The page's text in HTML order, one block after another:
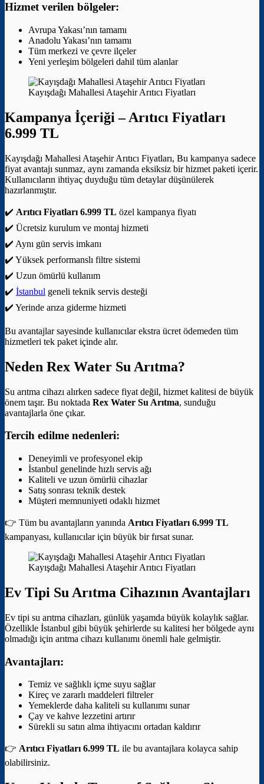
Hizmet verilen bölgeler:
Avrupa Yakası’nın tamamı
Anadolu Yakası’nın tamamı
Tüm merkezi ve çevre ilçeler
Yeni yerleşim bölgeleri dahil tüm alanlar
Kayışdağı Mahallesi Ataşehir Arıtıcı Fiyatları
Kampanya İçeriği –Arıtıcı Fiyatları
6.999 TL
Kayışdağı Mahallesi Ataşehir Arıtıcı Fiyatları, Bu kampanya sadece
fiyat avantajı sunmaz, aynı zamanda eksiksiz bir hizmet paketi içerir.
Kullanıcıların ihtiyaç duyduğu tüm detaylar düşünülerek
hazırlanmıştır.
✔️ Arıtıcı Fiyatları 6.999 TL özel kampanya fiyatı
✔️ Ücretsiz kurulum ve montaj hizmeti
✔️ Aynı gün servis imkanı
✔️ Yüksek performanslı filtre sistemi
✔️ Uzun ömürlü kullanım
✔️ İstanbul geneli teknik servis desteği
✔️ Yerinde arıza giderme hizmeti
Bu avantajlar sayesinde kullanıcılar ekstra ücret ödemeden tüm
hizmetleri tek paket içinde alır.
Neden Rex Water Su Arıtma?
Su arıtma cihazı alırken sadece fiyat değil, hizmet kalitesi de büyük
önem taşır. Bu noktada Rex Water Su Arıtma, sunduğu
avantajlarla öne çıkar.
Tercih edilme nedenleri:
Deneyimli ve profesyonel ekip
İstanbul genelinde hızlı servis ağı
Kaliteli ve uzun ömürlü cihazlar
Satış sonrası teknik destek
Müşteri memnuniyeti odaklı hizmet
👉 Tüm bu avantajların yanında Arıtıcı Fiyatları 6.999 TL
kampanyası, kullanıcılar için büyük bir fırsat sunar.
Kayışdağı Mahallesi Ataşehir Arıtıcı Fiyatları
Ev Tipi Su Arıtma Cihazının Avantajları
Ev tipi su arıtma cihazları, günlük yaşamda büyük kolaylık sağlar.
Özellikle İstanbul gibi büyük şehirlerde su kalitesi her bölgede aynı
olmadığı için arıtma cihazı kullanımı önemli hale gelmiştir.
Avantajları:
Temiz ve sağlıklı içme suyu sağlar
Kireç ve zararlı maddeleri filtreler
Yemeklerde daha kaliteli su kullanımı sunar
Çay ve kahve lezzetini artırır
Sürekli su satın alma ihtiyacını ortadan kaldırır
👉 Arıtıcı Fiyatları 6.999 TL ile bu avantajlara kolayca sahip
olabilirsiniz.